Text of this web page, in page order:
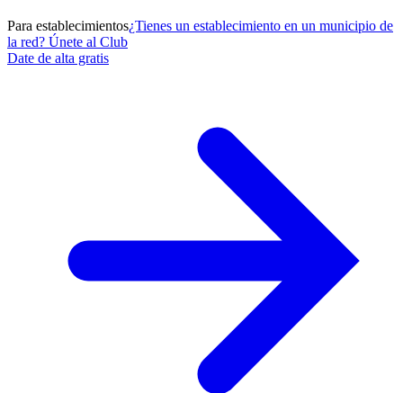
Para establecimientos¿Tienes un establecimiento en un municipio de
la red? Únete al Club
Date de alta gratis